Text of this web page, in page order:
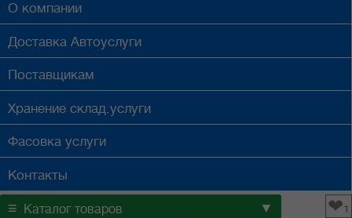
О компании
Доставка Автоуслуги
Поставщикам
Хранение склад.услуги
Фасовка услуги
Контакты
≡ Каталог товаров ▼ ❤1